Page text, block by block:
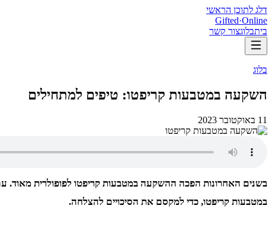
דלג לתוכן הראשי
Gifted·Online
ביתבלוגצור קשר
בלוג
השקעה במטבעות קריפטו: טיפים למתחילים
11 באוקטובר 2023
בשנים האחרונות הפכה ההשקעה במטבעות קריפטו לפופולרית מאוד.
במטבעות קריפטו, כדי למקסם את הסיכויים להצלחה.